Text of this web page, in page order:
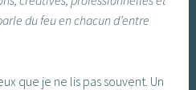
du feu en chacun d’entre
que je ne lis pas souvent. Un